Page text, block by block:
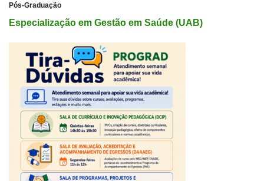
Pós-Graduação
Especialização em Gestão em Saúde (UAB)